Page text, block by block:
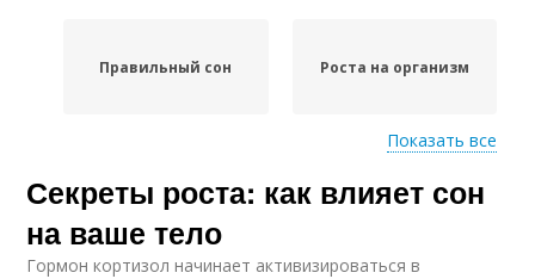
Правильный сон Роста на организм
Сон при помощи
Матрас для
правильного роста
Показать все
Секреты роста: как влияет сон
на ваше тело
Гормон кортизол начинает активизироваться в